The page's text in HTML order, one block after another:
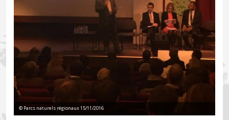
© Parcs naturels régionaux 15/11/2016